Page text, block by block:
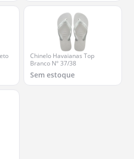
Chinelo Havaianas Top
Branco Nº 37/38
Sem estoque